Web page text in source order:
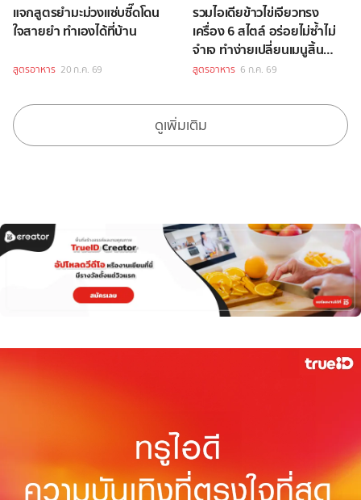
แจกสูตรยำมะม่วงแซ่บซี๊ดโดน
ใจสายยำ ทำเองได้ที่บ้าน
สูตรอาหาร 20 ก.ค. 69
รวมไอเดียข้าวไข่เจียวทรง
เครื่อง 6 สไตล์ อร่อยไม่ซ้ำไม่
จำเจ ทำง่ายเปลี่ยนเมนูสิ้นคิด
ให้เป็นมื้อพิเศษ
สูตรอาหาร 6 ก.ค. 69
ดูเพิ่มเติม